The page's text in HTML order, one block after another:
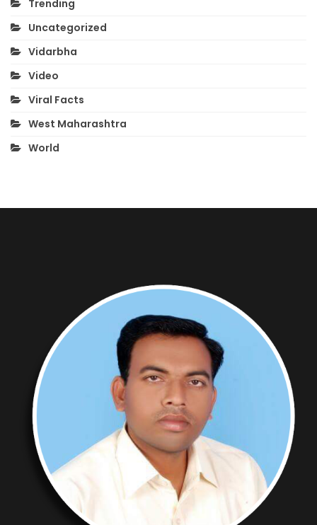
Trending
Uncategorized
Vidarbha
Video
Viral Facts
West Maharashtra
World